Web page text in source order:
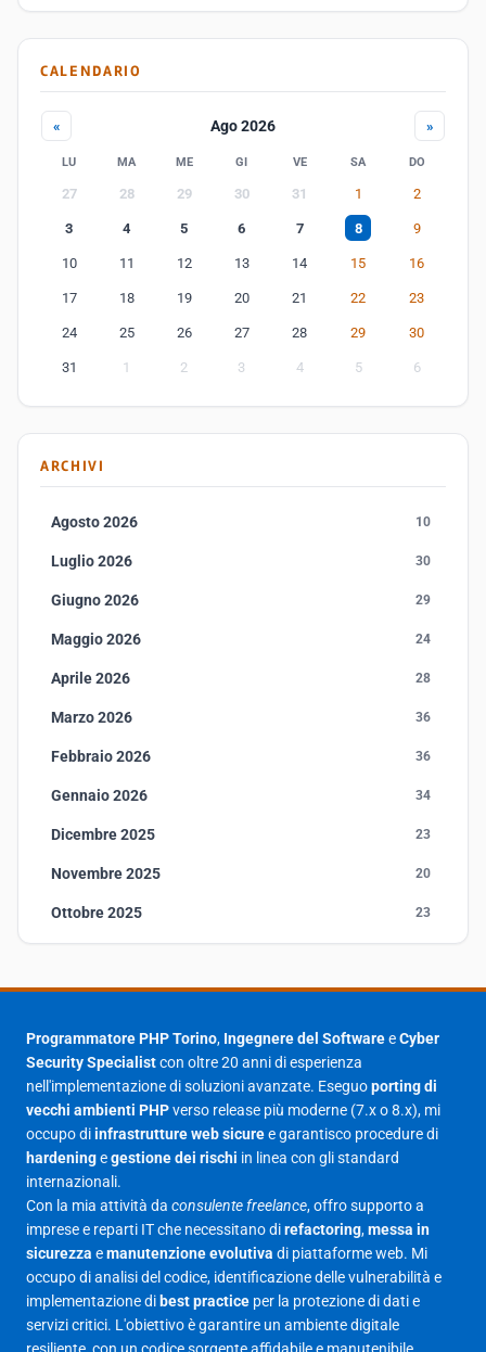
CALENDARIO
« Ago 2026 »
LU MA ME GI VE SA DO
27 28 29 30 31 1 2
3 4 5 6 7 8 9
10 11 12 13 14 15 16
17 18 19 20 21 22 23
24 25 26 27 28 29 30
31 1 2 3 4 5 6
ARCHIVI
Agosto 2026 10
Luglio 2026 30
Giugno 2026 29
Maggio 2026 24
Aprile 2026 28
Marzo 2026 36
Febbraio 2026 36
Gennaio 2026 34
Dicembre 2025 23
Novembre 2025 20
Ottobre 2025 23
Agosto 2025 1
23
Giugno 2025
Maggio 2025 27
Aprile 2025
Marzo 2025
Febbraio 2025 17
Gennaio 2025
Giugno 2023
Maggio 2023
Programmatore PHP Torino, Ingegnere del SoftwareeCyber
Security Specialistcon oltre 20 anni di esperienza
nell'implementazione di soluzioni avanzate. Eseguoporting di
vecchi ambienti PHPverso release più moderne (7.x o 8.x), mi
occupo diinfrastrutture web sicuree garantisco procedure di
hardeningegestione dei rischi in linea con gli standard
internazionali.
Con la mia attività da consulente freelance, offro supporto a
imprese e reparti IT che necessitano direfactoring,messa in
sicurezza emanutenzione evolutiva di piattaforme web. Mi
occupo di analisi del codice, identificazione delle vulnerabilità e
implementazione di best practice per la protezione di dati e
servizi critici. L'obiettivo è garantire un ambiente digitale